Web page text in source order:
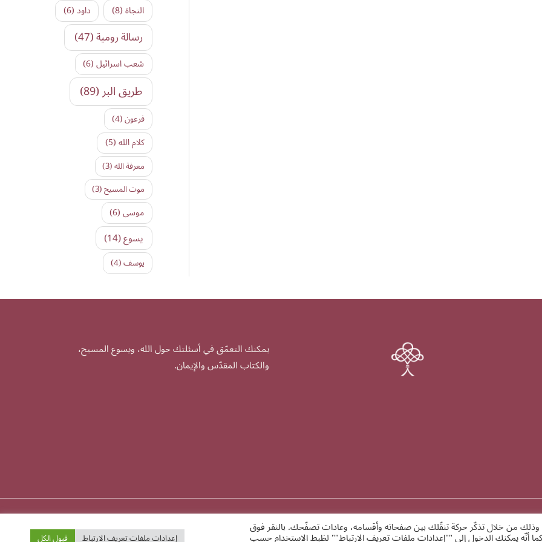
النجاة(8) داود(6)
رسالة رومية(47)
شعب اسرائيل(6)
طريق البر(89)
فرعون(4)
كلام الله(5)
معرفة الله(3)
موت المسيح(3)
موسى(6)
يسوع(14)
يوسف(4)
يمكنك التعمّق في أسئلتك حول الله، ويسوع المسيح،
والكتاب المقدّس والإيمان.
Ⓒ 2026 من خلال تذكّر حركة تنقّلك بين صفحاته وأقسامه، وعادات تصفّحك. بالنقر فوق
أنّه يمكنك الدخول إلى ""إعدادات ملفات تعريف الارتباط"" لظبط الاستخدام حسب إعدادات ملفات تعريف الارتباط قبول الكل